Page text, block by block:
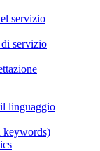
servizio
di servizio
linguaggio
keywords)